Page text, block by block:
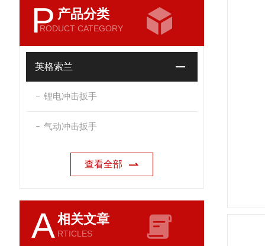
P 产品分类
RODUCT CATEGORY
英格索兰
锂电冲击扳手
气动冲击扳手
查看全部
A相关文章
RTICLES